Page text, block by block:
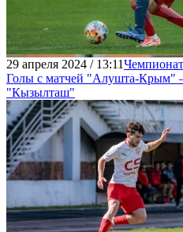
29 апреля 2024 / 13:11
Голы с матчей "Алушта-Крым"
"Кызылташ"